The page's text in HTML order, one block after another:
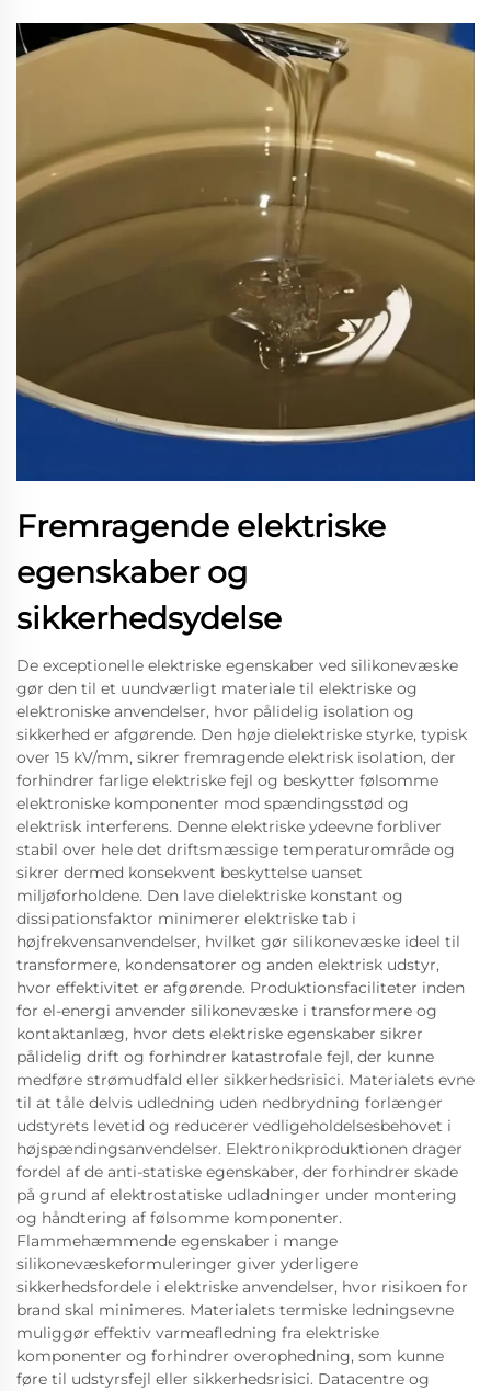
Fremragende elektriske
egenskaber og
sikkerhedsydelse
De exceptionelle elektriske egenskaber ved silikonevæske
gør den til et uundværligt materiale til elektriske og
elektroniske anvendelser, hvor pålidelig isolation og
sikkerhed er afgørende. Den høje dielektriske styrke, typisk
over 15 kV/mm, sikrer fremragende elektrisk isolation, der
forhindrer farlige elektriske fejl og beskytter følsomme
elektroniske komponenter mod spændingsstød og
elektrisk interferens. Denne elektriske ydeevne forbliver
stabil over hele det driftsmæssige temperaturområde og
sikrer dermed konsekvent beskyttelse uanset
miljøforholdene. Den lave dielektriske konstant og
dissipationsfaktor minimerer elektriske tab i
højfrekvensanvendelser, hvilket gør silikonevæske ideel til
transformere, kondensatorer og anden elektrisk udstyr,
hvor effektivitet er afgørende. Produktionsfaciliteter inden
for el-energi anvender silikonevæske i transformere og
kontaktanlæg, hvor dets elektriske egenskaber sikrer
pålidelig drift og forhindrer katastrofale fejl, der kunne
medføre strømudfald eller sikkerhedsrisici. Materialets evne
til at tåle delvis udledning uden nedbrydning forlænger
udstyrets levetid og reducerer vedligeholdelsesbehovet i
højspændingsanvendelser. Elektronikproduktionen drager
fordel af de anti-statiske egenskaber, der forhindrer skade
på grund af elektrostatiske udladninger under montering
og håndtering af følsomme komponenter.
Flammehæmmende egenskaber i mange
silikonevæskeformuleringer giver yderligere
sikkerhedsfordele i elektriske anvendelser, hvor risikoen for
brand skal minimeres. Materialets termiske ledningsevne
muliggør effektiv varmeafledning fra elektriske
komponenter og forhindrer overophedning, som kunne
føre til udstyrsfejl eller sikkerhedsrisici. Datacentre og